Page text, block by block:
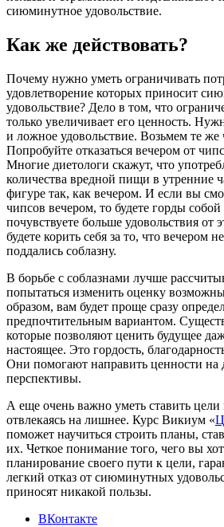
сиюминутное удовольствие.
Как же действовать?
Почему нужно уметь ограничивать
удовлетворение которых приносит
удовольствие? Дело в том, что
только увеличивает его ценность.
и ложное удовольствие. Возьмем те
Попробуйте отказаться вечером от
Многие диетологи скажут, что
количества вредной пищи в утренние
фигуре так, как вечером. И если вы
чипсов вечером, то будете горды
почувствуете больше удовольствия
будете корить себя за то, что вечером
поддались соблазну.
В борьбе с соблазнами лучше
попытаться изменить оценку
образом, вам будет проще сразу
предпочтительным вариантом.
которые позволяют ценить будущее
настоящее. Это гордость,
Они помогают направить ценности на
перспективы.
А еще очень важно уметь ставить
отвлекаясь на лишнее. Курс Викиум «
поможет научиться строить планы,
их. Четкое понимание того, чего вы
планирование своего пути к цели,
легкий отказ от сиюминутных
приносят никакой пользы.
ВКонтакте